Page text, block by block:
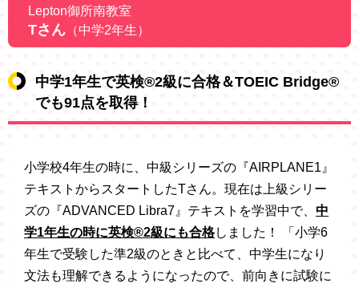
Lepton御所南教室
Tさん （中学2年生）
中学1年生で英検®2級に合格＆TOEIC Bridge®
でも91点を取得！
小学校4年生の時に、中級シリーズの『AIRPLANE1』
テキストからスタートしたTさん。現在は上級シリー
ズの『ADVANCED Libra7』テキストを学習中で、 中
学1年生の時に英検®2級にも合格しました！ 「小学6
年生で受験した準2級のときと比べて、中学生になり
文法も理解できるようになったので、前向きに試験に